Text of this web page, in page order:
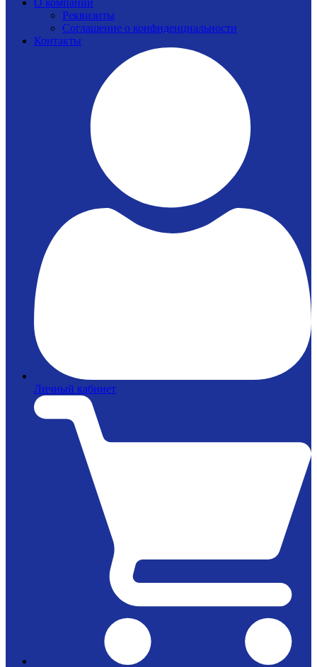
О компании
Реквизиты
Соглашение о конфиденциальности
Контакты
Личный кабинет